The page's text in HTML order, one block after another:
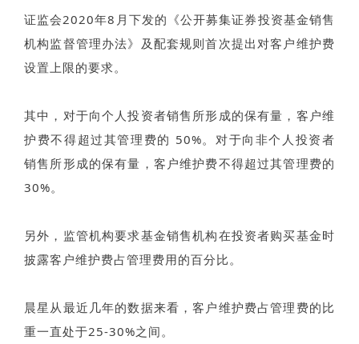
证监会2020年8月下发的《公开募集证券投资基金销售
机构监督管理办法》及配套规则首次提出对客户维护费
设置上限的要求。
其中，对于向个人投资者销售所形成的保有量，客户维
护费不得超过其管理费的 50%。对于向非个人投资者
销售所形成的保有量，客户维护费不得超过其管理费的
30%。
另外，监管机构要求基金销售机构在投资者购买基金时
披露客户维护费占管理费用的百分比。
晨星从最近几年的数据来看，客户维护费占管理费的比
重一直处于25-30%之间。